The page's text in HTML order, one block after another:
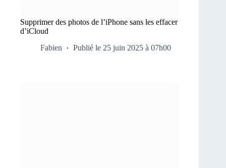
Supprimer des photos de l’iPhone sans les effacer
d’iCloud
Fabien
Publié le 25 juin 2025 à 07h00